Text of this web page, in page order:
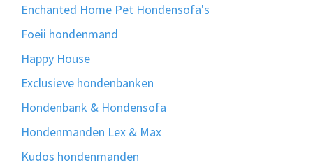
Enchanted Home Pet Hondensofa's
Foeii hondenmand
Happy House
Exclusieve hondenbanken
Hondenbank & Hondensofa
Hondenmanden Lex & Max
Kudos hondenmanden